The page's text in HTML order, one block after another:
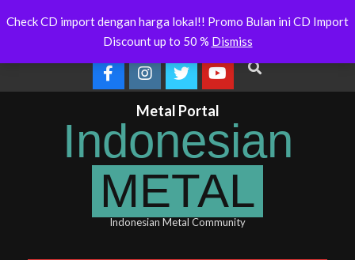
to
News
Online
OMEGON
Search
Metal Portal
Indonesian
METAL
Indonesian Metal Community
Check CD import dengan harga lokal!! Promo Bulan ini CD Import
Discount up to 50 % Dismiss